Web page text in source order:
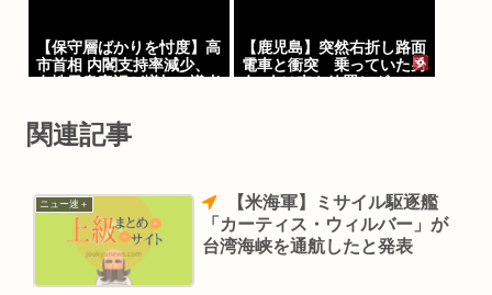
【保守層ばかりを忖度】高
市首相 内閣支持率減少、
【鹿児島】突然右折し路面
電車と衝突 乗っていた男
関連記事
ニュー速＋
「カーティス・ウィルバー」が
台湾海峡を通航したと発表